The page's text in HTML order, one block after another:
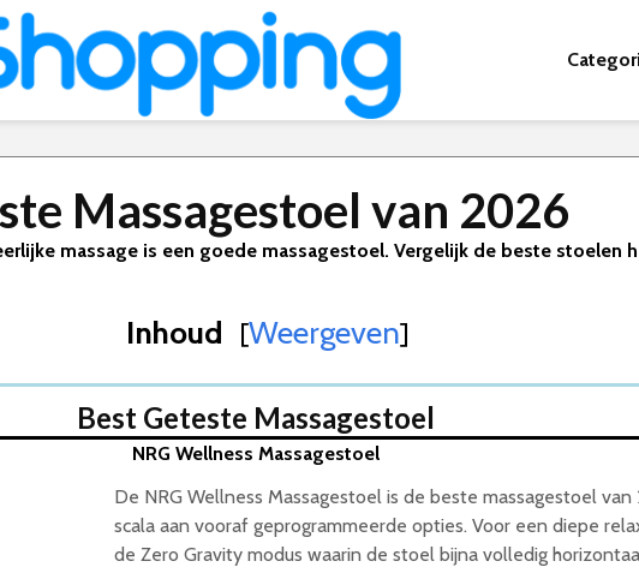
Massagestoel van 2026
massage is een goede massagestoel. Vergelijk de beste stoelen
Inhoud [Weergeven]
Best Geteste Massagestoel
NRG Wellness Massagestoel
De NRG Wellness Massagestoel is de beste massagestoel
scala aan vooraf geprogrammeerde opties. Voor een diepe
de Zero Gravity modus waarin de stoel bijna volledig